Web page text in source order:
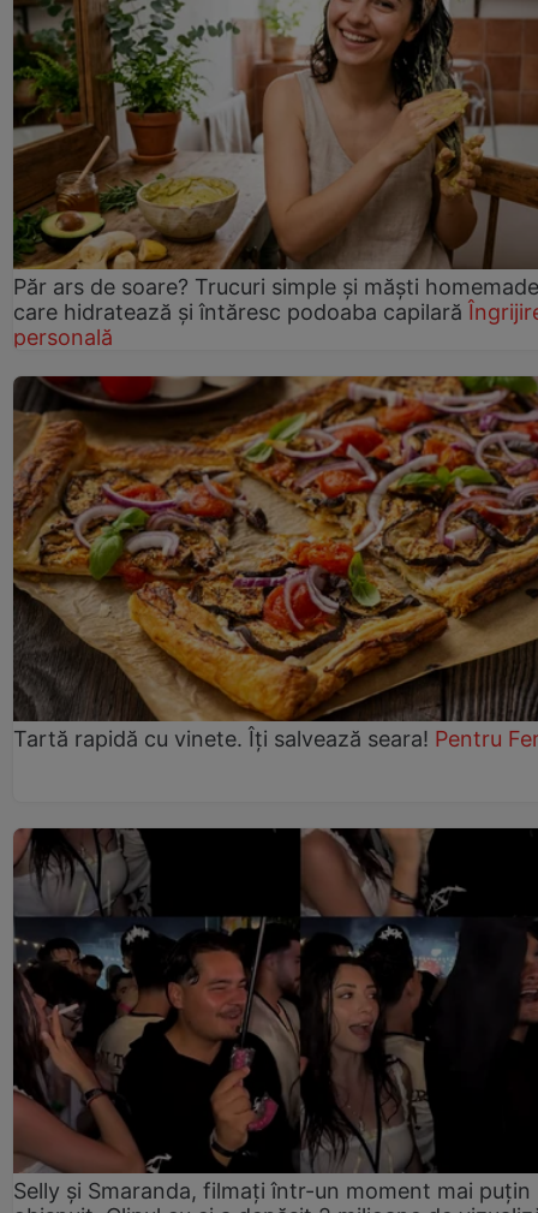
Păr ars de soare? Trucuri simple și măști homemade
care hidratează și întăresc podoaba capilară
personală
Tartă rapidă cu vinete. Îți salvează seara! Pentru
Selly și Smaranda, filmați într-un moment mai puțin